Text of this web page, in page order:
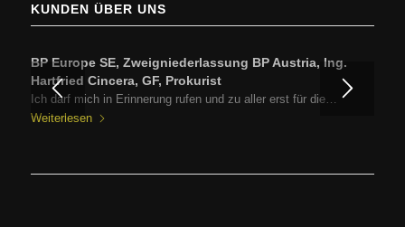
KUNDEN ÜBER UNS
BP Europe SE, Zweigniederlassung BP Austria, Ing.
Hartfried Cincera, GF, Prokurist
Ich darf mich in Erinnerung rufen und zu aller erst für die…
Weiterlesen